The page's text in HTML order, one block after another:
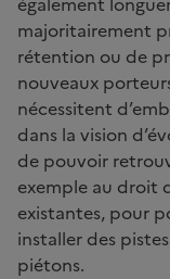
majoritairement
rétention ou de
nouveaux
nécessitent
dans la vision
de pouvoir
exemple au droit
existantes, pour
installer des
piétons.